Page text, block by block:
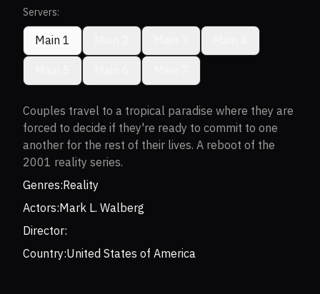
Servers:
Main 1
Couples travel to a tropical paradise where they are
forced to decide if they're ready to commit to one
another for the rest of their lives. A reboot of the
2001 reality series.
Genres:Reality
Actors:Mark L. Walberg
Director:
Country:United States of America